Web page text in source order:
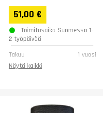
51,00 €
Toimitusaika Suomessa 1-
2 työpäivää
Takuu
1 vuosi
Näytä kaikki